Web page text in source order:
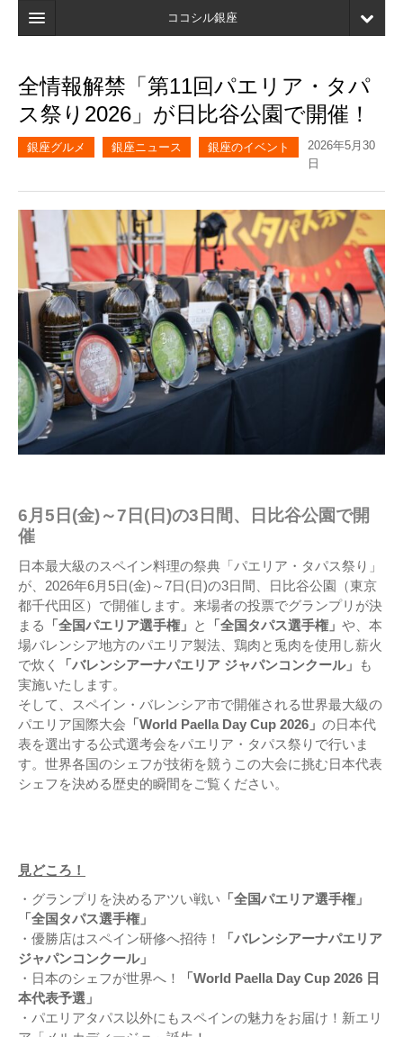
ココシル銀座
検索
店舗・施設最新情報
ブックマーク
全情報解禁「第11回パエリア・タパ
ス祭り2026」が日比谷公園で開催！
銀座グルメ 銀座ニュース 銀座のイベント
2026年5月30
日
6月5日(金)～7日(日)の3日間、日比谷公園で開
催
日本最大級のスペイン料理の祭典「パエリア・タパス祭り」
が、2026年6月5日(金)～7日(日)の3日間、日比谷公園（東京
都千代田区）で開催します。来場者の投票でグランプリが決
まる
「全国パエリア選手権」 と 「全国タパス選手権」 や、本
場バレンシア地方のパエリア製法、鶏肉と兎肉を使用し薪火
で炊く
「バレンシアーナパエリア ジャパンコンクール」
も
実施いたします。
そして、スペイン・バレンシア市で開催される世界最大級の
パエリア国際大会 「World Paella Day Cup 2026」 の日本代
表を選出する公式選考会をパエリア・タパス祭りで行いま
す。世界各国のシェフが技術を競うこの大会に挑む日本代表
シェフを決める歴史的瞬間をご覧ください。
見どころ！
・グランプリを決めるアツい戦い 「全国パエリア選手権」
「全国タパス選手権」
・優勝店はスペイン研修へ招待！
「バレンシアーナパエリア
ジャパンコンクール」
・日本のシェフが世界へ！
「World Paella Day Cup 2026 日
本代表予選」
・パエリアタパス以外にもスペインの魅力をお届け！新エリ